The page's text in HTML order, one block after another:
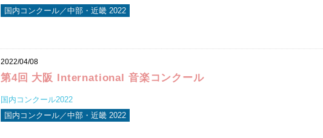
国内コンクール／中部・近畿 2022
2022/04/08
第4回 大阪 International 音楽コンクール
国内コンクール2022
国内コンクール／中部・近畿 2022